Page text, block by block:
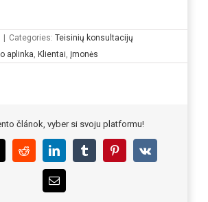
Categories: Teisinių konsultacijų
aplinka, Klientai, Įmonės
článok, vyber si svoju platformu!
RedditLinkedInTumblrPinterest
Vk
Email